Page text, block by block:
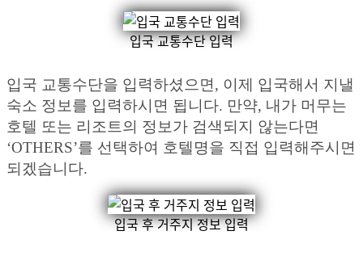
입국 교통수단 입력
입국 교통수단을 입력하셨으면, 이제 입국해서 지낼
숙소 정보를 입력하시면 됩니다. 만약, 내가 머무는
호텔 또는 리조트의 정보가 검색되지 않는다면
‘OTHERS’를 선택하여 호텔명을 직접 입력해주시면
되겠습니다.
입국 후 거주지 정보 입력